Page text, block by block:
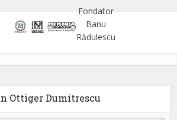
Ottiger Dumitrescu